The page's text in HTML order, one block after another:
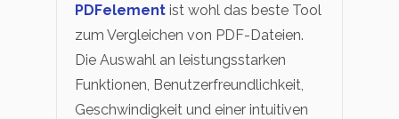
PDFelement ist wohl das beste Tool
zum Vergleichen von PDF-Dateien.
Die Auswahl an leistungsstarken
Funktionen, Benutzerfreundlichkeit,
Geschwindigkeit und einer intuitiven